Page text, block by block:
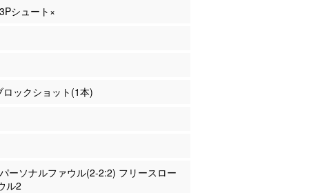
シュート×
ックショット(1本)
ーソナルファウル(2-2:2) フリースロー
ル2